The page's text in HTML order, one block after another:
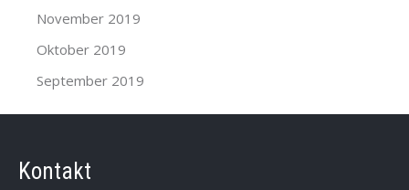
November 2019
Oktober 2019
September 2019
Kontakt